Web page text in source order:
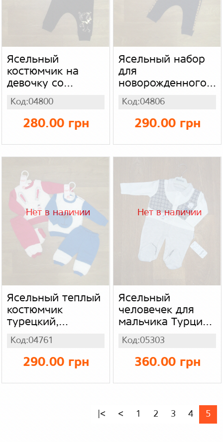
Ясельный
костюмчик на
девочку со
стразами (шапка,
боди, штаны)
Турция, интерлок
Код:04800
280.00 грн
Ясельный набор
для
новорожденного
"Винни" (боди,
штаны, шапка)
Турция, интерлок
Код:04806
290.00 грн
Нет в наличии
Ясельный теплый
костюмчик
турецкий,
трехнитка +
вельсофт
Код:04761
290.00 грн
Нет в наличии
Ясельный
человечек для
мальчика Турция,
интерлок
Код:05303
360.00 грн
|< < 1 2 3 4 5